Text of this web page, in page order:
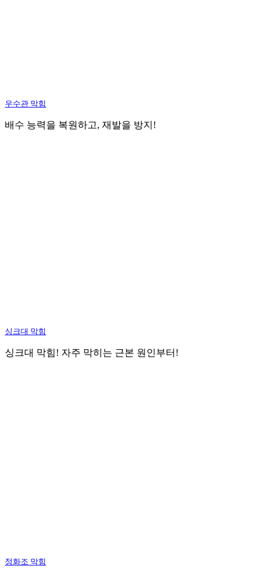
우수관 막힘
배수 능력을 복원하고, 재발을 방지!
싱크대 막힘
싱크대 막힘! 자주 막히는 근본 원인부터!
정화조 막힘